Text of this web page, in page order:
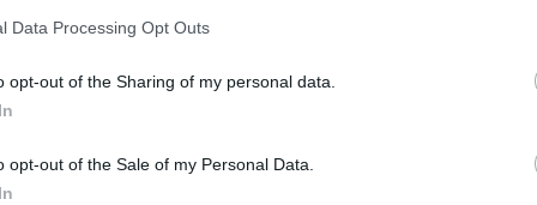
Data Processing Opt Outs
opt-out of the Sharing of my personal data.
opt-out of the Sale of my Personal Data.
pogođene površine u prosjeku biva
je tri puta veća od one koju ima standardna
metara duboko u stjenovito tlo, kao i probiti 10